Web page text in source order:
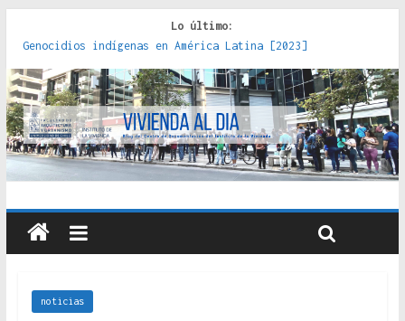
Lo último:
Genocidios indígenas en América Latina [2023]
Estudios sobre la espacialización de los Estados :
políticas, prácticas y representaciones [2022]
Donde el pedernal choca con el acero : hacia una teoría
crítica de las fronteras latinoamericanas [2020]
Criterios técnicos para una vivienda adecuada [2019]
Red de consultorios de la Caja del Seguro Obrero en
Santiago : un patrimonio emblemático [2014]
noticias